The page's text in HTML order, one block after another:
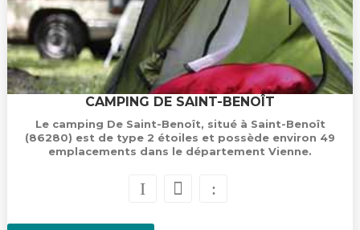
CAMPING DE SAINT-BENOÎT
Le camping De Saint-Benoît, situé à Saint-Benoît
(86280) est de type 2 étoiles et possède environ 49
emplacements dans le département Vienne.